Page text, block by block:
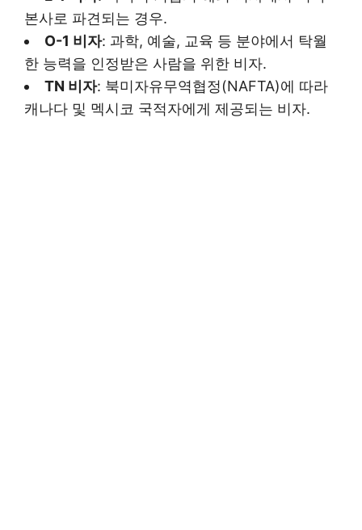
본사로 파견되는 경우.
O-1 비자: 과학, 예술, 교육 등 분야에서 탁월
한 능력을 인정받은 사람을 위한 비자.
TN 비자: 북미자유무역협정(NAFTA)에 따라
캐나다 및 멕시코 국적자에게 제공되는 비자.